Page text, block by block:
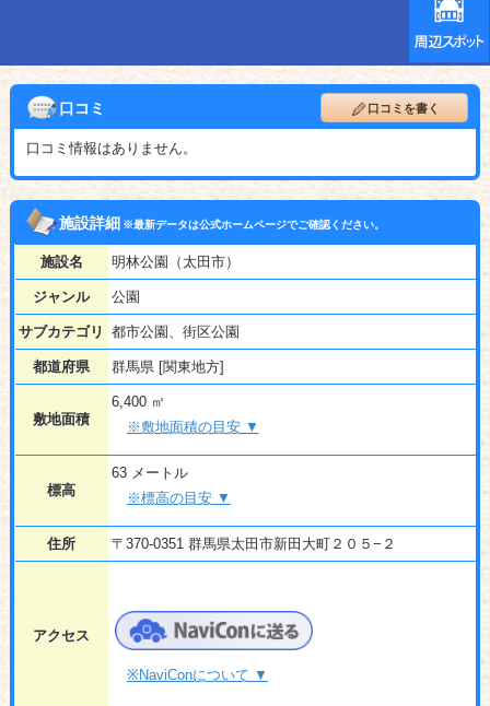
口コミ 口コミを書く
口コミ情報はありません。
施設詳細※最新データは公式ホームページでご確認ください。
施設名 明林公園（太田市）
ジャンル 公園
サブカテゴリ 都市公園、街区公園
都道府県 群馬県 [関東地方]
敷地面積
6,400 ㎡
※敷地面積の目安 ▼
標高
63 メートル
※標高の目安 ▼
住所 〒370-0351 群馬県太田市新田大町２０５−２
アクセス
※NaviConについて ▼